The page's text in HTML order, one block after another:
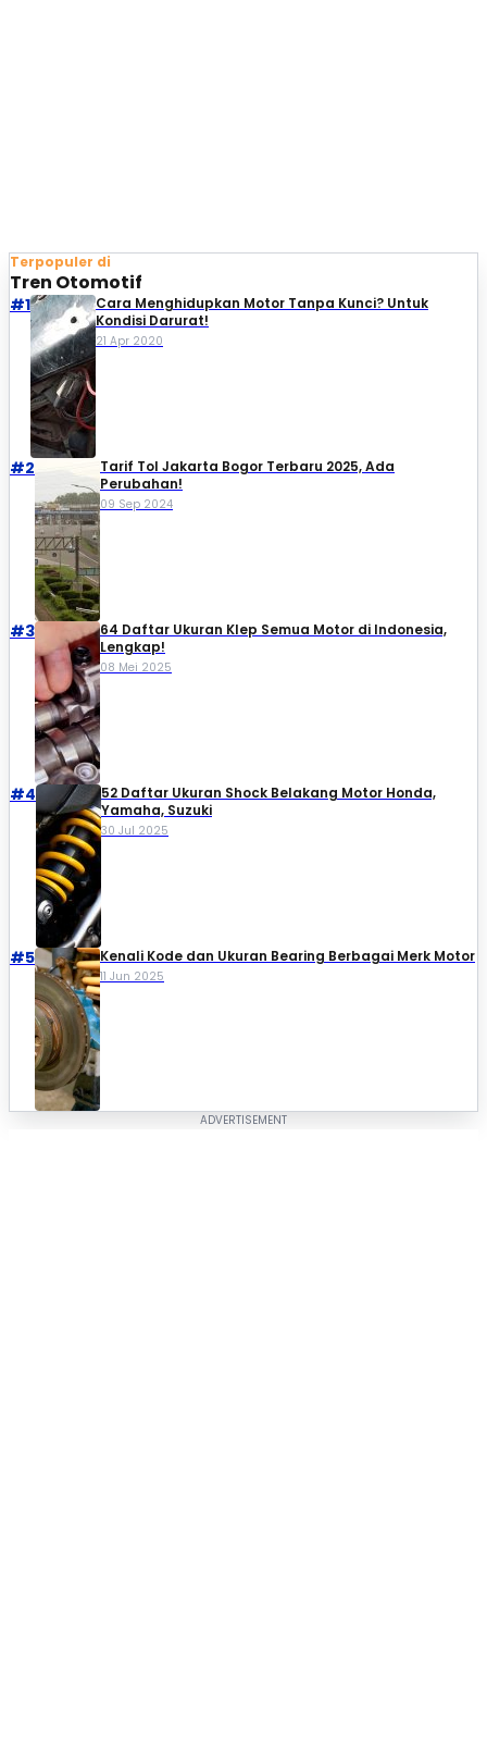
Terpopuler di
Tren Otomotif
#1
Cara Menghidupkan Motor Tanpa Kunci? Untuk
Kondisi Darurat!
21 Apr 2020
#2
Tarif Tol Jakarta Bogor Terbaru 2025, Ada
Perubahan!
09 Sep 2024
#3
64 Daftar Ukuran Klep Semua Motor di Indonesia,
Lengkap!
08 Mei 2025
#4
52 Daftar Ukuran Shock Belakang Motor Honda,
Yamaha, Suzuki​
30 Jul 2025
#5 Kenali Kode dan Ukuran Bearing Berbagai Merk Motor
11 Jun 2025